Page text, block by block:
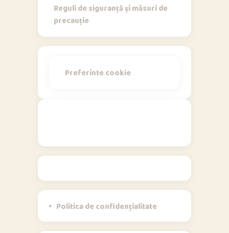
Reguli de siguranță și măsuri de
precauție
Preferinte cookie
Politica de confidențialitate